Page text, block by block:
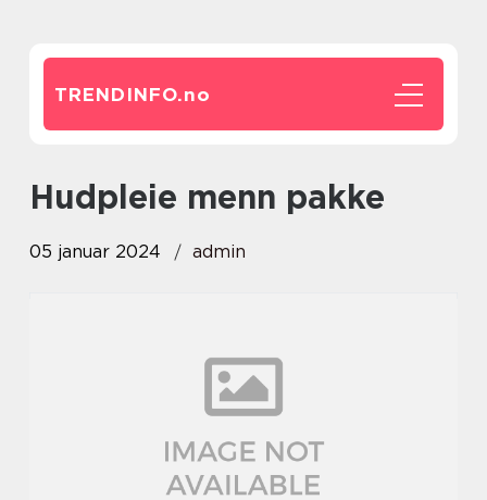
TRENDINFO.no
hudpleie menn pakke
05 januar 2024 admin